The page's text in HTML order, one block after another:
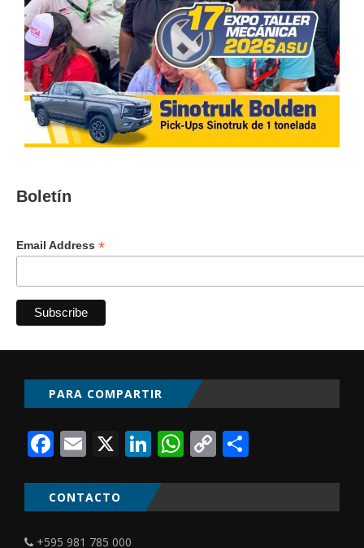
Boletín
Email Address *
PARA COMPARTIR
Facebook
Email
X LinkedIn
WhatsApp
Copy
CONTACTO
+595 981 785 000